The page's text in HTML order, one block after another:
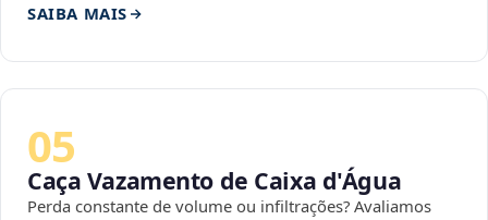
SAIBA MAIS
05
Caça Vazamento de Caixa d'Água
Perda constante de volume ou infiltrações? Avaliamos